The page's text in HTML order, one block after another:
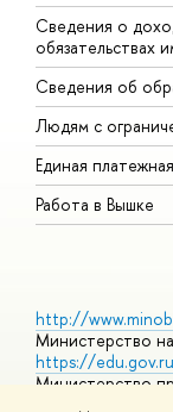
Сведения о
обязательствах
Сведения об
Людям с
Единая
Работа в Вышке
http://
Министерство
https://
Министерство
https://